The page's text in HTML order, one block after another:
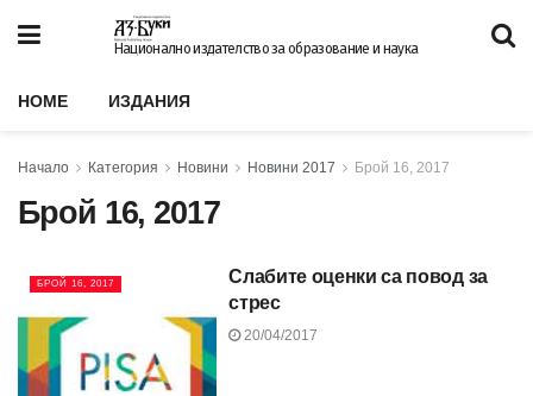
Национално издателство за образование и наука
HOME ИЗДАНИЯ
Начало Категория Новини Новини 2017 Брой 16, 2017
Брой 16, 2017
БРОЙ 16, 2017
Слабите оценки са повод за
стрес
20/04/2017